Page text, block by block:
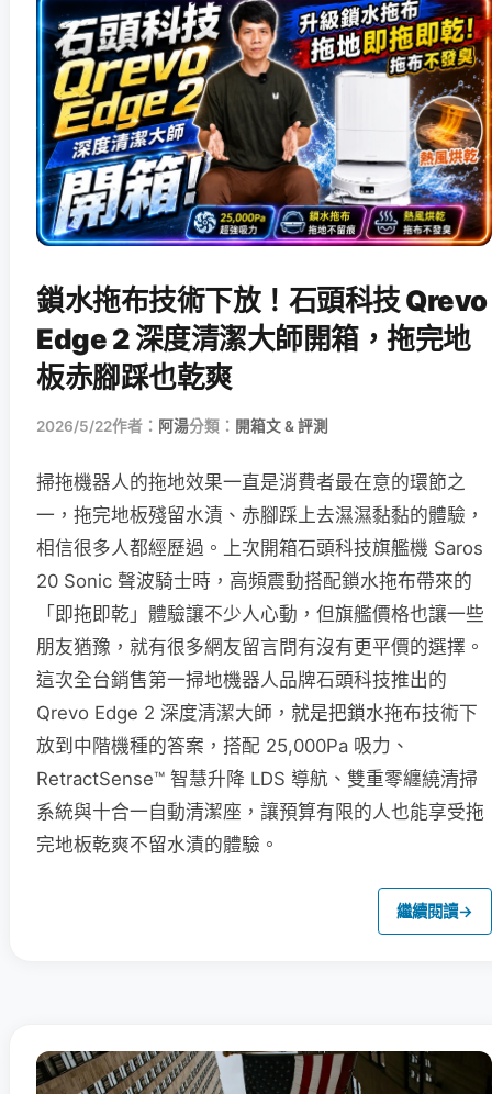
鎖水拖布技術下放！石頭科技 Qrevo
Edge 2 深度清潔大師開箱，拖完地
板赤腳踩也乾爽
2026/5/22作者： 阿湯分類： 開箱文 & 評測
掃拖機器人的拖地效果一直是消費者最在意的環節之
一，拖完地板殘留水漬、赤腳踩上去濕濕黏黏的體驗，
相信很多人都經歷過。上次開箱石頭科技旗艦機 Saros
20 Sonic 聲波騎士時，高頻震動搭配鎖水拖布帶來的
「即拖即乾」體驗讓不少人心動，但旗艦價格也讓一些
朋友猶豫，就有很多網友留言問有沒有更平價的選擇。
這次全台銷售第一掃地機器人品牌石頭科技推出的
Qrevo Edge 2 深度清潔大師，就是把鎖水拖布技術下
放到中階機種的答案，搭配 25,000Pa 吸力、
RetractSense™ 智慧升降 LDS 導航、雙重零纏繞清掃
系統與十合一自動清潔座，讓預算有限的人也能享受拖
完地板乾爽不留水漬的體驗。
繼續閱讀→